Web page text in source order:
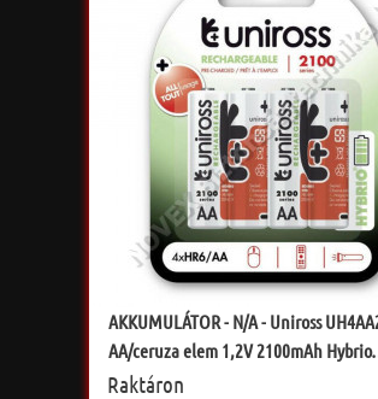
AKKUMULÁTOR - N/A - Uniross
AA/ceruza elem 1,2V 2100mAh Hybrio
akkumulátor
Raktáron